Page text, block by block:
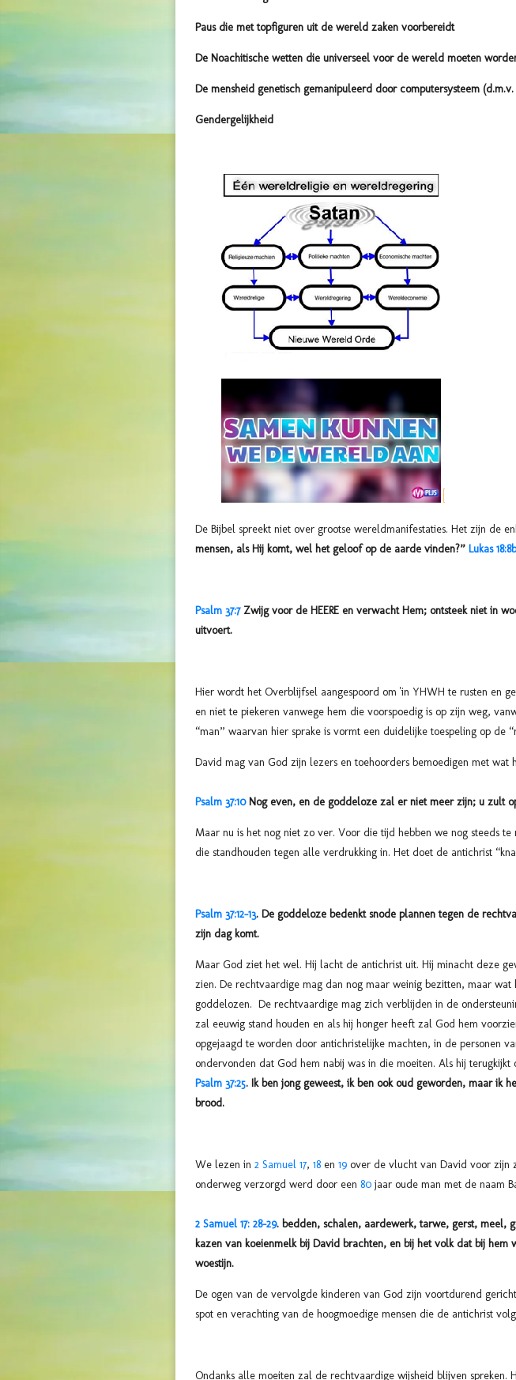
Paus die met topfiguren uit de wereld zaken voorbereidt
De Noachitische wetten die universeel voor de wereld moeten
De mensheid genetisch gemanipuleerd door computersysteem
Gendergelijkheid
De Bijbel spreekt niet over grootse wereldmanifestaties. Het zijn de
mensen, als Hij komt, wel het geloof op de aarde vinden?” Lukas 18:8b
Psalm 37:7Zwijg voor de HEERE en verwacht Hem; ontsteek niet in
uitvoert.
Hier wordt het Overblijfsel aangespoord om 'in YHWH te rusten en
en niet te piekeren vanwege hem die voorspoedig is op zijn weg,
“man” waarvan hier sprake is vormt een duidelijke toespeling op de
David mag van God zijn lezers en toehoorders bemoedigen met wat
Psalm 37:10Nog even, en de goddeloze zal er niet meer zijn; u zult
Maar nu is het nog niet zo ver. Voor die tijd hebben we nog steeds
die standhouden tegen alle verdrukking in. Het doet de antichrist
Psalm 37:12-13. De goddeloze bedenkt snode plannen tegen de
zijn dag komt.
Maar God ziet het wel. Hij lacht de antichrist uit. Hij minacht deze
zien. De rechtvaardige mag dan nog maar weinig bezitten, maar
goddelozen. De rechtvaardige mag zich verblijden in de
zal eeuwig stand houden en als hij honger heeft zal God hem
opgejaagd te worden door antichristelijke machten, in de personen
ondervonden dat God hem nabij was in die moeiten. Als hij
Psalm 37:25. Ik ben jong geweest, ik ben ook oud geworden, maar ik
brood.
We lezen in 2 Samuel 17, 18 en 19 over de vlucht van David voor zijn
onderweg verzorgd werd door een 80 jaar oude man met de naam
2 Samuel 17: 28-29. bedden, schalen, aardewerk, tarwe, gerst, meel,
kazen van koeienmelk bij David brachten, en bij het volk dat bij
woestijn.
De ogen van de vervolgde kinderen van God zijn voortdurend
spot en verachting van de hoogmoedige mensen die de antichrist
Ondanks alle moeiten zal de rechtvaardige wijsheid blijven